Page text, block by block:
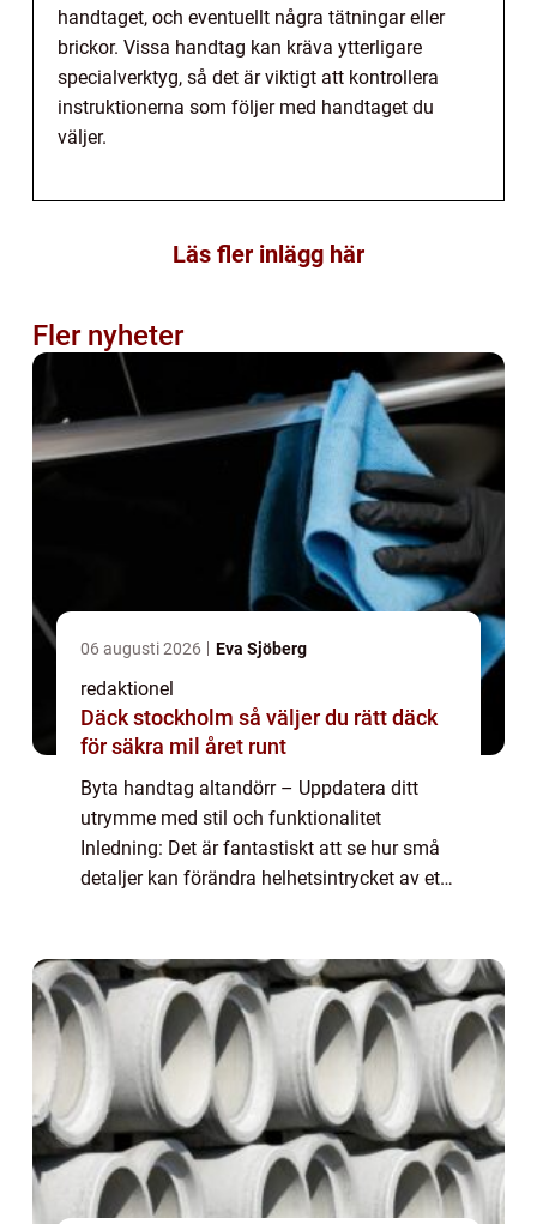
handtaget, och eventuellt några tätningar eller
brickor. Vissa handtag kan kräva ytterligare
specialverktyg, så det är viktigt att kontrollera
instruktionerna som följer med handtaget du
väljer.
Läs fler inlägg här
Fler nyheter
06 augusti 2026 Eva Sjöberg
redaktionel
Däck stockholm så väljer du rätt däck
för säkra mil året runt
Byta handtag altandörr – Uppdatera ditt
utrymme med stil och funktionalitet
Inledning: Det är fantastiskt att se hur små
detaljer kan förändra helhetsintrycket av ett